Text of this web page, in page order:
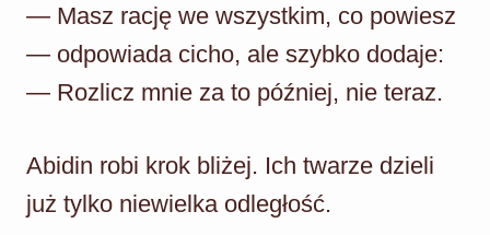
— Masz rację we wszystkim, co powiesz
— odpowiada cicho, ale szybko dodaje:
— Rozlicz mnie za to później, nie teraz.
Abidin robi krok bliżej. Ich twarze dzieli
już tylko niewielka odległość.